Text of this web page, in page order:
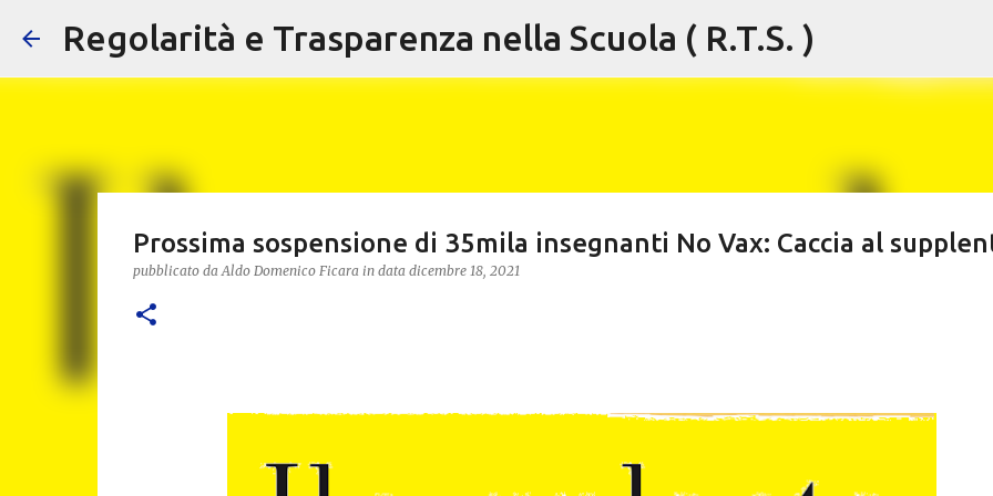
Passa ai contenuti principali
Regolarità e Trasparenza nella Scuola ( R.T.S. )
Prossima sospensione di 35mila insegnanti No Vax: Caccia al
pubblicato daAldo Domenico Ficara in data dicembre 18, 2021